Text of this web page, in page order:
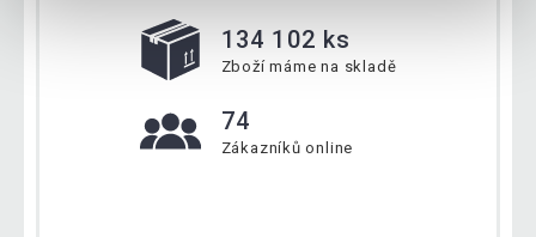
134 102 ks
Zboží máme na skladě
74
Zákazníků online